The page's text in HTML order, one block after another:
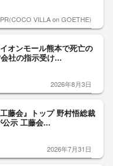
PR(COCO VILLA on GOETHE)
オンモール熊本で死亡の
社の指示受け...
2026年8月3日
藤会』トップ 野村悟総裁
公示 工藤会...
2026年7月31日